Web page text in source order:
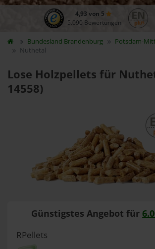
4,93 von 5
5.090 Bewertungen
Bundesland Brandenburg
Potsdam-
Nuthetal
Lose Holzpellets für
14558)
Günstigstes Angebot für
RPellets